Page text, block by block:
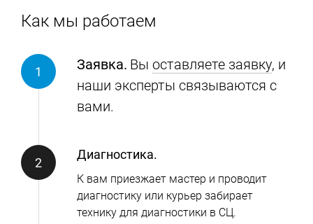
Как мы работаем
Заявка. Вы оставляете заявку, и
наши эксперты связываются с
вами.
Диагностика.
К вам приезжает мастер и проводит
диагностику или курьер забирает
технику для диагностики в СЦ.